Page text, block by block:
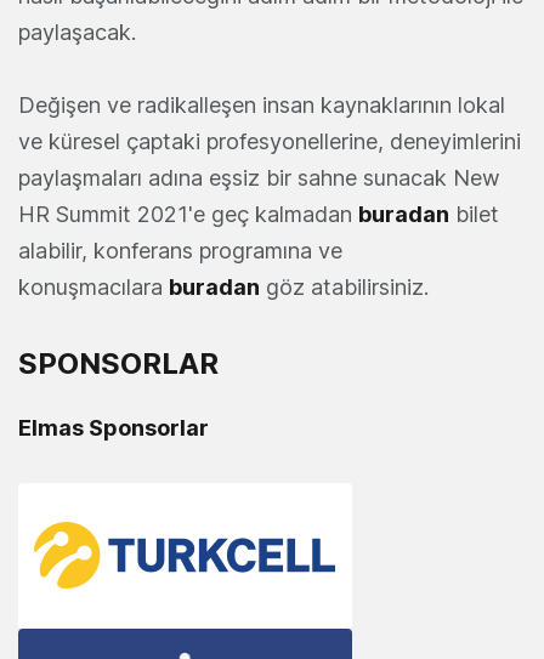
paylaşacak.
Değişen ve radikalleşen insan kaynaklarının lokal
ve küresel çaptaki profesyonellerine, deneyimlerini
paylaşmaları adına eşsiz bir sahne sunacak New
HR Summit 2021'e geç kalmadan buradan bilet
alabilir, konferans programına ve
konuşmacılara buradan göz atabilirsiniz.
SPONSORLAR
Elmas Sponsorlar